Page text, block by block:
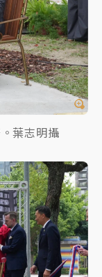
葉志明攝